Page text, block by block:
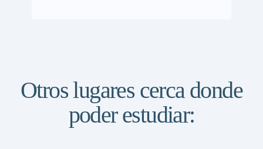
Otros lugares cerca donde
poder estudiar: